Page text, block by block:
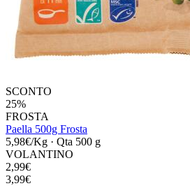
SCONTO
25%
FROSTA
Paella 500g Frosta
5,98€/Kg · Qta 500 g
VOLANTINO
2,99€
3,99€